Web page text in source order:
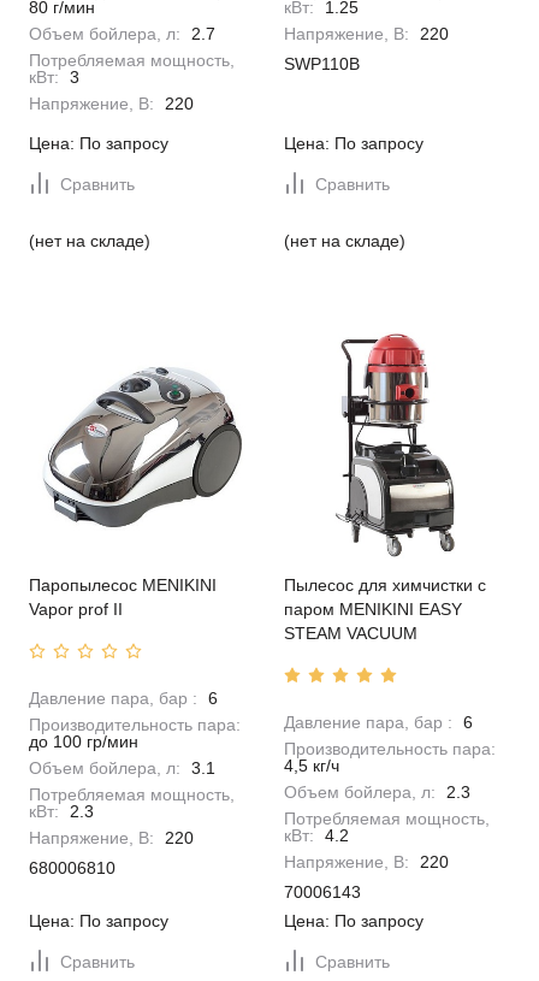
80 г/мин
Объем бойлера, л:
2.7
Потребляемая мощность,
кВт:
3
Напряжение, В:
220
Цена: По запросу
Сравнить
(нет на складе)
кВт:
1.25
Напряжение, В:
220
SWP110B
Цена: По запросу
Сравнить
(нет на складе)
Паропылесос MENIKINI
Vapor prof II
Давление пара, бар :
6
Производительность пара:
до 100 гр/мин
Объем бойлера, л:
3.1
Потребляемая мощность,
кВт:
2.3
Напряжение, В:
220
680006810
Цена: По запросу
Сравнить
Пылесос для химчистки с
паром MENIKINI EASY
STEAM VACUUM
Давление пара, бар :
6
Производительность пара:
4,5 кг/ч
Объем бойлера, л:
2.3
Потребляемая мощность,
кВт:
4.2
Напряжение, В:
220
70006143
Цена: По запросу
Сравнить